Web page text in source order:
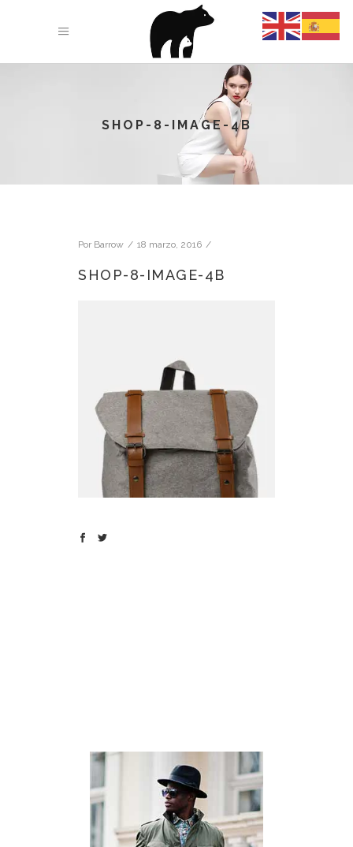
SHOP-8-IMAGE-4B
Por Barrow 18 marzo, 2016
SHOP-8-IMAGE-4B